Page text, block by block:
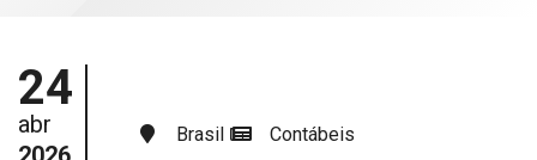
24
abr
Brasil Contábeis